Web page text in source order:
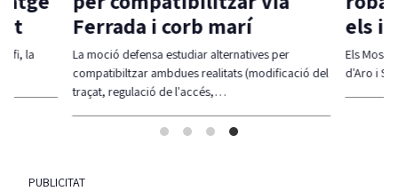
els
Els
d'Aro i
fi, la
Ferrada i corb marí
La moció defensa estudiar alternatives per
compatibiltzar ambdues realitats (modificació del
traçat, regulació de l'accés,…
PUBLICITAT